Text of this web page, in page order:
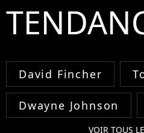
David Fincher
Dwayne Johnson
VOIR TOUS